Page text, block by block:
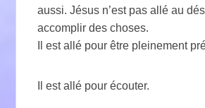
aussi. Jésus n’est pas allé au
accomplir des choses.
Il est allé pour être pleinement
Il est allé pour écouter.